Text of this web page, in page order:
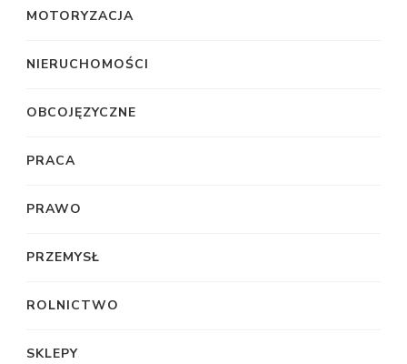
MOTORYZACJA
NIERUCHOMOŚCI
OBCOJĘZYCZNE
PRACA
PRAWO
PRZEMYSŁ
ROLNICTWO
SKLEPY